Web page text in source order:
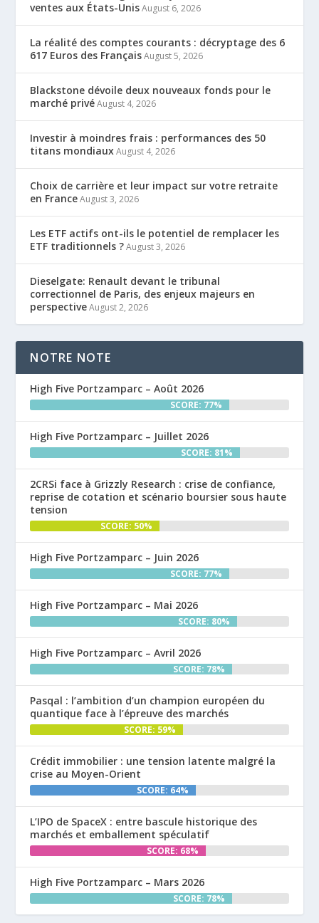
ventes aux États-Unis August 6, 2026
La réalité des comptes courants : décryptage des 6
617 Euros des Français August 5, 2026
Blackstone dévoile deux nouveaux fonds pour le
marché privé August 4, 2026
Investir à moindres frais : performances des 50
titans mondiaux August 4, 2026
Choix de carrière et leur impact sur votre retraite
en France August 3, 2026
Les ETF actifs ont-ils le potentiel de remplacer les
ETF traditionnels ? August 3, 2026
Dieselgate: Renault devant le tribunal
correctionnel de Paris, des enjeux majeurs en
perspective August 2, 2026
NOTRE NOTE
High Five Portzamparc – Août 2026
SCORE: 77%
High Five Portzamparc – Juillet 2026
SCORE: 81%
2CRSi face à Grizzly Research : crise de confiance,
reprise de cotation et scénario boursier sous haute
tension
SCORE: 50%
High Five Portzamparc – Juin 2026
SCORE: 77%
High Five Portzamparc – Mai 2026
SCORE: 80%
High Five Portzamparc – Avril 2026
SCORE: 78%
Pasqal : l’ambition d’un champion européen du
quantique face à l’épreuve des marchés
SCORE: 59%
Crédit immobilier : une tension latente malgré la
crise au Moyen-Orient
SCORE: 64%
L’IPO de SpaceX : entre bascule historique des
marchés et emballement spéculatif
SCORE: 68%
High Five Portzamparc – Mars 2026
SCORE: 78%